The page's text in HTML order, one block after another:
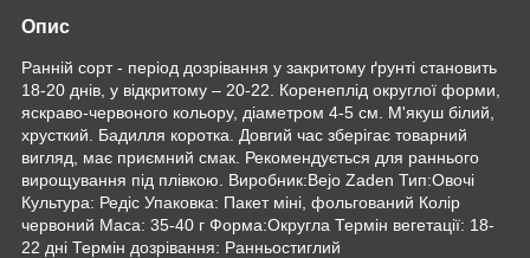
Опис
Ранній сорт - період дозрівання у закритому ґрунті становить
18-20 днів, у відкритому – 20-22. Коренеплід округлої форми,
яскраво-червоного кольору, діаметром 4-5 см. М'якуш білий,
хрусткий. Бадилля коротка. Довгий час зберігає товарний
вигляд, має приємний смак. Рекомендується для раннього
вирощування під плівкою. Виробник:Bejo Zaden Тип:Овочі
Культура: Редіс Упаковка: Пакет міні, фольгований Колір
червоний Маса: 35-40 г Форма:Округла Термін вегетації: 18-
22 дні Термін дозрівання: Ранньостиглий